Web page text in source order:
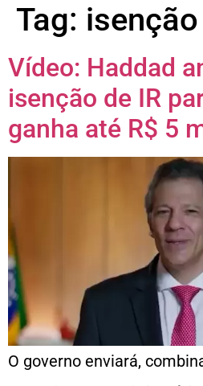
Tag:
Vídeo: Haddad
isenção de IR
ganha até R$ 5
O governo enviará,